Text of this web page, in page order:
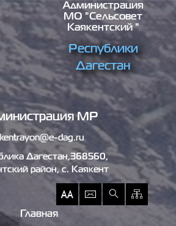
содержаниюАдминистрация
МО "сельсовет
Каякентский "
Республики
Дагестан
МР
dag.ru
Дагестан,368560,
район, c. Каякент
Главная